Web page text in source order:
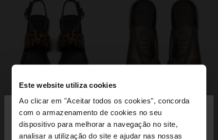
Este website utiliza cookies
Ao clicar em "Aceitar todos os cookies", concorda
com o armazenamento de cookies no seu
dispositivo para melhorar a navegação no site,
analisar a utilização do site e ajudar nas nossas
Está a aceder ao site a partir de Portugal. Deseja